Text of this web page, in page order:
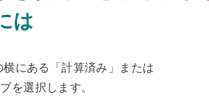
は
にある「計算済み」または
を選択します。